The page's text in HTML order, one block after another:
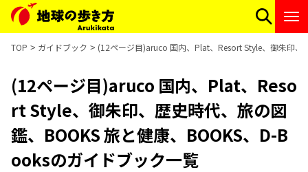
TOP ガイドブック (12ページ目)aruco 国内、Plat、Resort Style、御朱印
(12ページ目)aruco 国内、Plat、Reso
rt Style、御朱印、歴史時代、旅の図
鑑、BOOKS 旅と健康、BOOKS、D-B
ooksのガイドブック一覧